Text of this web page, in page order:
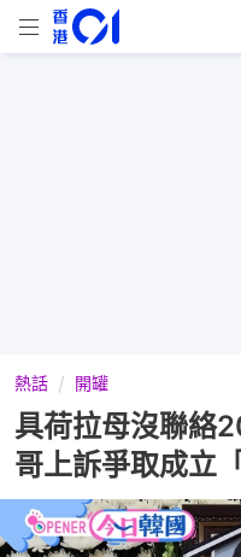
熱話 開罐
具荷拉母沒聯絡
哥上訴爭取成立